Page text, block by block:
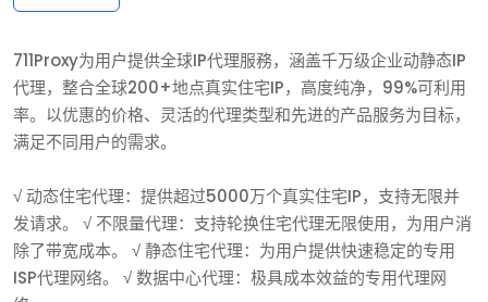
711Proxy为用户提供全球IP代理服務，涵盖千万级企业动静态IP
代理，整合全球200+地点真实住宅IP，高度纯净，99%可利用
率。以优惠的价格、灵活的代理类型和先进的产品服务为目标，
满足不同用户的需求。
√ 动态住宅代理：提供超过5000万个真实住宅IP，支持无限并
发请求。 √ 不限量代理：支持轮换住宅代理无限使用，为用户消
除了带宽成本。 √ 静态住宅代理：为用户提供快速稳定的专用
ISP代理网络。 √ 数据中心代理：极具成本效益的专用代理网